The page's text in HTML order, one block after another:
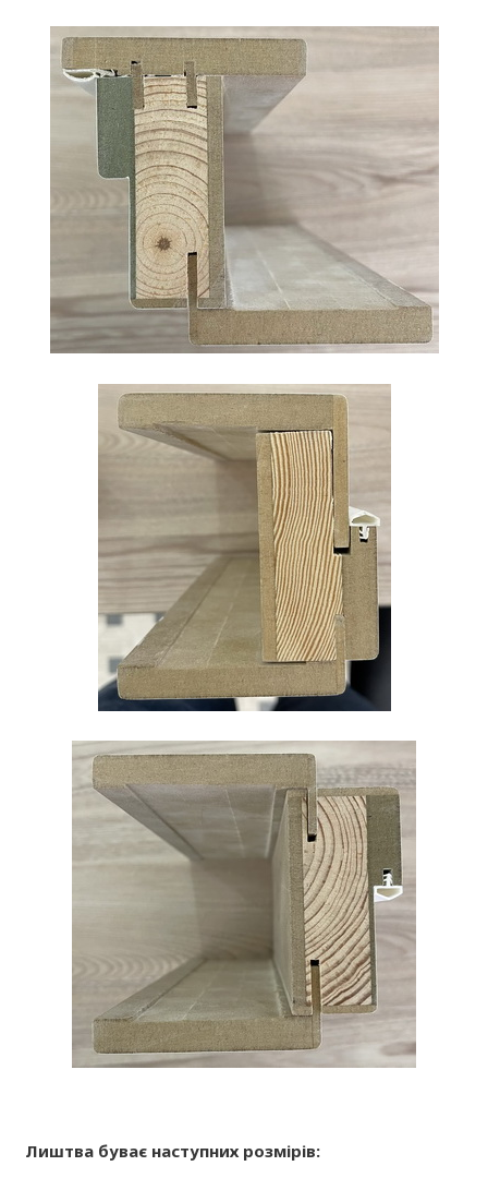
Лиштва буває наступних розмірів: